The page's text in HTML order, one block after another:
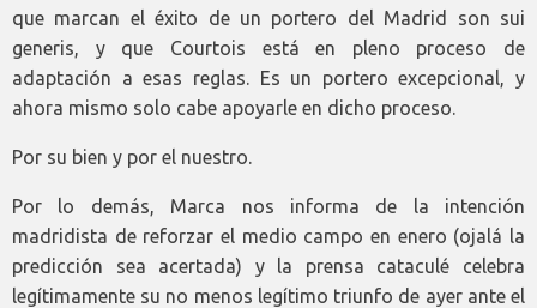
que marcan el éxito de un portero del Madrid son sui
generis, y que Courtois está en pleno proceso de
adaptación a esas reglas. Es un portero excepcional, y
ahora mismo solo cabe apoyarle en dicho proceso.
Por su bien y por el nuestro.
Por lo demás, Marca nos informa de la intención
madridista de reforzar el medio campo en enero (ojalá la
predicción sea acertada) y la prensa cataculé celebra
legítimamente su no menos legítimo triunfo de ayer ante el